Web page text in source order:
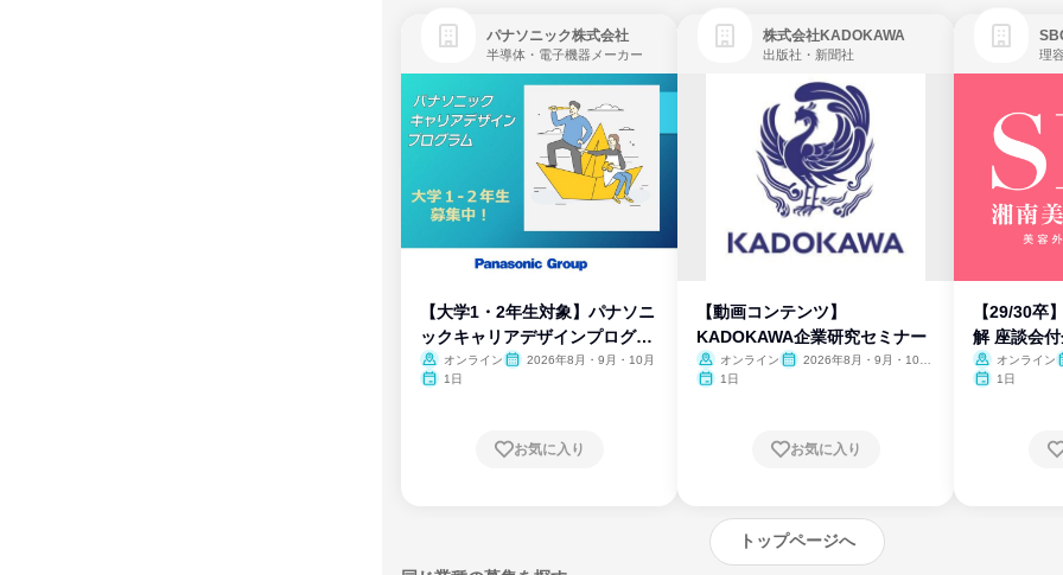
パナソニック株式会社
半導体・電子機器メーカー
【大学1・2年生対象】パナソニ
ックキャリアデザインプログラ
ム
オンライン
2026年8月・9月・10月
1日
お気に入り
株式会社KADOKAWA
出版社・新聞社
【動画コンテンツ】
KADOKAWA企業研究セミナー
オンライン
2026年8月・9月・10
1日
お気に入り
【29/30卒
解 座談会
オンライン
1日
トップページへ